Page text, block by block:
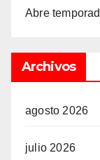
Abre
Archivos
agosto 2026
julio 2026